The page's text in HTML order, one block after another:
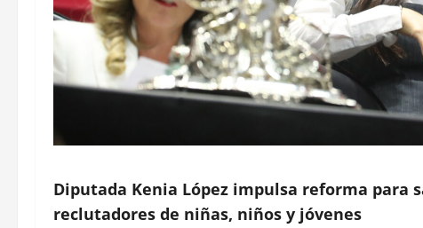
Diputada Kenia López impulsa reforma para
reclutadores de niñas, niños y jóvenes